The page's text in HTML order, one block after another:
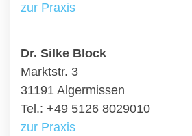
zur Praxis
Dr. Silke Block
Marktstr. 3
31191 Algermissen
Tel.: +49 5126 8029010
zur Praxis